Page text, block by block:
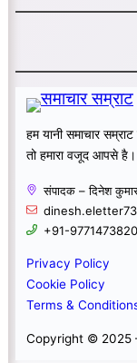
हम यानी समाचार
तो हमारा वजूद आपसे है।
संपादक – दिनेश
+91-9771473820
Privacy Policy
Cookie Policy
Terms &
Copyright © 2025